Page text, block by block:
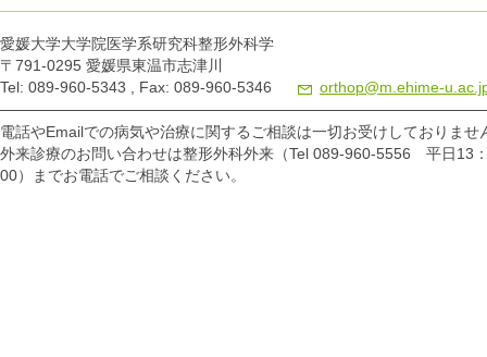
愛媛大学大学院医学系研究科整形外科学
〒791-0295 愛媛県東温市志津川
Tel: 089-960-5343 , Fax: 089-960-5346
orthop@m.ehime-
電話やEmailでの病気や治療に関するご相談は一切お受けしておりませ
外来診療のお問い合わせは整形外科外来（Tel 089-960-5556 平日13
00）までお電話でご相談ください。